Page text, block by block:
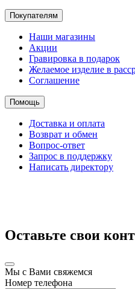
Покупателям
Наши магазины
Акции
Гравировка в подарок
Желаемое изделие в
Соглашение
Помощь
Доставка и оплата
Возврат и обмен
Вопрос-ответ
Запрос в поддержку
Написать директору
Оставьте свои
Мы с Вами свяжемся
Номер телефона